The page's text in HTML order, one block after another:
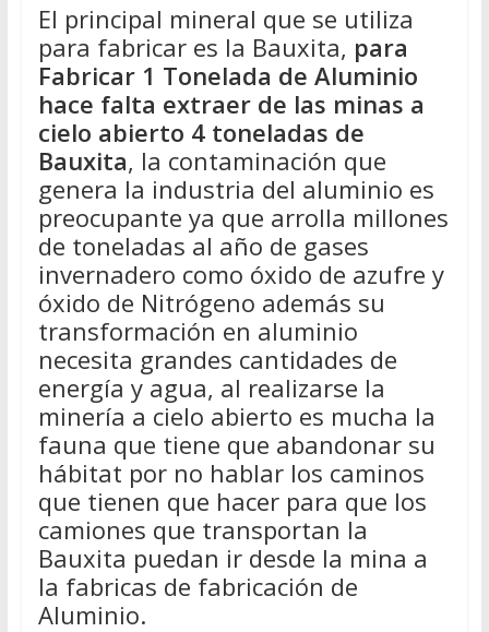
El principal mineral que se utiliza
para fabricar es la Bauxita, para
Fabricar 1 Tonelada de Aluminio
hace falta extraer de las minas a
cielo abierto 4 toneladas de
Bauxita, la contaminación que
genera la industria del aluminio es
preocupante ya que arrolla millones
de toneladas al año de gases
invernadero como óxido de azufre y
óxido de Nitrógeno además su
transformación en aluminio
necesita grandes cantidades de
energía y agua, al realizarse la
minería a cielo abierto es mucha la
fauna que tiene que abandonar su
hábitat por no hablar los caminos
que tienen que hacer para que los
camiones que transportan la
Bauxita puedan ir desde la mina a
la fabricas de fabricación de
Aluminio.